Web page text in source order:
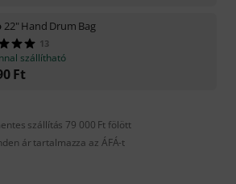
22" Hand Drum Bag
13
szállítható
Ft
szállítás 79 000 Ft fölött
ár tartalmazza az ÁFÁ-t